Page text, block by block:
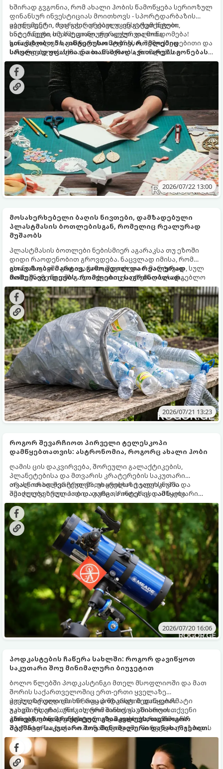
ხშირად გვგონია, რომ ახალი ჰობის წამოწყება სერიოზულ
ფინანსურ ინვესტიციას მოითხოვს - სპორტდარბაზის
აბონემენტი, ძვირადღირებული ინსტრუმენტები,
საღებავები თუ სპეციალური აღჭურვილობა.
სინამდვილეში, უამრავი საინტერესო, შემოქმედებითი და
სასარგებლო საქმიანობა არსებობს, რომლებსაც
ნულოვანი ბიუჯეტით, პირდაპირ სახლში, დღესვე
შეგიძლიათ შეუდგეთ.
ყველაფერი, რაც გჭირდებათ, უკვე გაქვთ ხელთ:
ინტერნეტი, სმარტფონი, ფურცელი და მონდომება!
გთავაზობთ 5 საინტერესო ჰობის, რომლებიც
სრულიად უფასოა და თანაბრად ავითარებს გონებასა
და შემოქმედებით უნარებს.
2026/07/22 13:00
მოსახერხებელი ბაღის ნივთები, დამზადებული
პლასტმასის ბოთლებისგან, რომელიც რეალურად
მუშაობს
პლასტმასის ბოთლები ნებისმიერ აგარაკსა თუ ეზოში
დიდი რაოდენობით გროვდება. ნაცვლად იმისა, რომ
ისინი ნაგავში გადაყაროთ, შეგიძლიათ მარტივად, სულ
რამდენიმე წუთში გადააქციოთ უაღრესად სასარგებლო
და უფასო ბაღის ინვენტარად.
გთავაზობთ მარტივ, გამოცდილ და რეალურად
მომუშავე იდეებს, რომლებიც საგრძნობლად
გაგიმარტივებთ ნაკვეთის მოვლასა და ყოველდღიურ
საქმეებს.
2026/07/21 13:23
როგორ შევარჩიოთ პირველი ტელესკოპი
დამწყებთათვის: ასტრონომია, როგორც ახალი ჰობი
ღამის ცის დაკვირვება, შორეული გალაქტიკების,
პლანეტებისა და მთვარის კრატერების საკუთარი
თვალით ხილვა ერთ-ერთი ყველაზე ჯადოსნური და
ამაღელვებელი ჰობია. თუმცა, როდესაც დამწყები
ასტრონომი პირველი ტელესკოპის შერჩევას იწყებს,
ხშირად იბნევა რთულ ტექნიკურ მახასიათებლებსა და
მარკეტინგულ ილუზიებში.
არასწორად შერჩეულმა, უხარისხო ტელესკოპმა
შეიძლება სრულიად დაკარგოს ინტერესი ამ საოცარი
სფეროსადმი. გთავაზობთ პრაქტიკულ გზამკვლევს, თუ
რას უნდა მიაქციოთ ყურადღება ყიდვისას და რისი
დანახვაა შესაძლებელი ჩვეულებრივი ეზოდან.
2026/07/20 16:06
პოდკასტების ჩაწერა სახლში: როგორ დავიწყოთ
საკუთარი შოუ მინიმალური ბიუჯეტით
ბოლო წლებში პოდკასტინგი მთელ მსოფლიოში და მათ
შორის საქართველოშიც ერთ-ერთი ყველაზე
პოპულარული და სწრაფად მზარდი მედიაფორმატი
გახდა. ეს არის უნიკალური შანსი, გაუზიაროთ თქვენი
აზრები, ცოდნა ან ისტორიები ათასობით ადამიანს.
ყველაზე დიდი მითი, რაც პოდკასტის დაწყებას
უკავშირდება, არის ის, რომ თითქოს ამისთვის
პროფესიონალური სტუდია და ათასლარიანი
აპარატურაა საჭირო. სინამდვილეში, პირველი ეპიზოდის
ჩაწერა სახლში, მინიმალური (ან თითქმის ნულოვანი)
ბიუჯეტითაც სრულიად შესაძლებელია.
გთავაზობთ პრაქტიკულ გზამკვლევს, თუ როგორ
შექმნათ საკუთარი შოუ მინიმალური დანახარჯებით.